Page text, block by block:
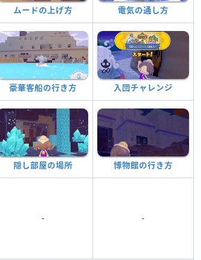
ムードの上げ方 電気の通し方
豪華客船の行き方 入団チャレンジ
隠し部屋の場所 博物館の行き方
- -